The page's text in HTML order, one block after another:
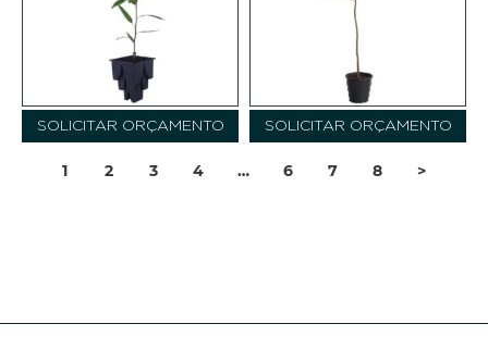
SOLICITAR ORÇAMENTO SOLICITAR ORÇAMENTO
1 2 3 4 … 6 7 8 >